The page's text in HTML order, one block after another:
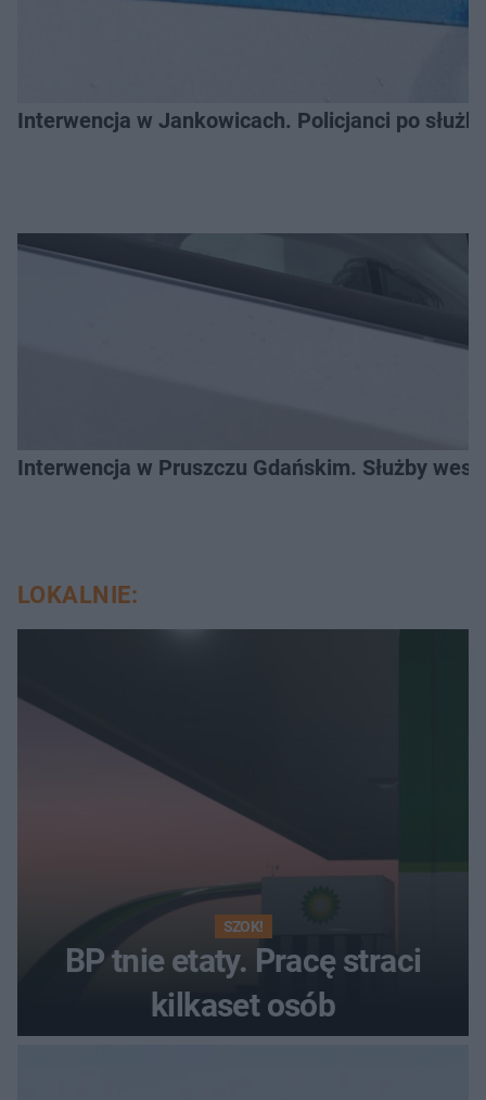
Interwencja w Jankowicach. Policjanci po
Interwencja w Pruszczu Gdańskim. Służby
LOKALNIE:
SZOK!
BP tnie etaty. Pracę straci
kilkaset osób